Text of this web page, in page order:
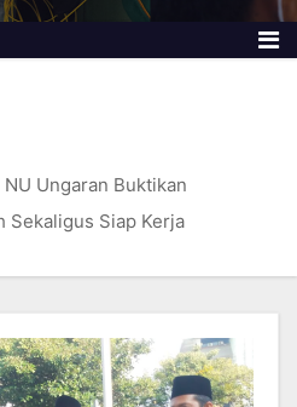
Ungaran Buktikan
Sekaligus Siap Kerja